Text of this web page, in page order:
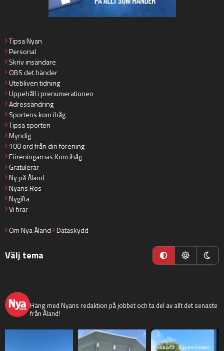
Tipsa Nyan
Personal
Skriv insändare
OBS det händer
Utebliven tidning
Uppehåll i prenumerationen
Adressändring
Sportens kom ihåg
Tipsa sporten
Myndig
100 ord från din förening
Föreningarnas Kom ihåg
Gratulerar
Ny på Åland
Nyans Ros
Nygifta
Vi firar
Om Nya Åland Dataskydd
Välj tema
Häng med Nyans redaktion på jobbet och ta del av allt det senaste
från Åland!